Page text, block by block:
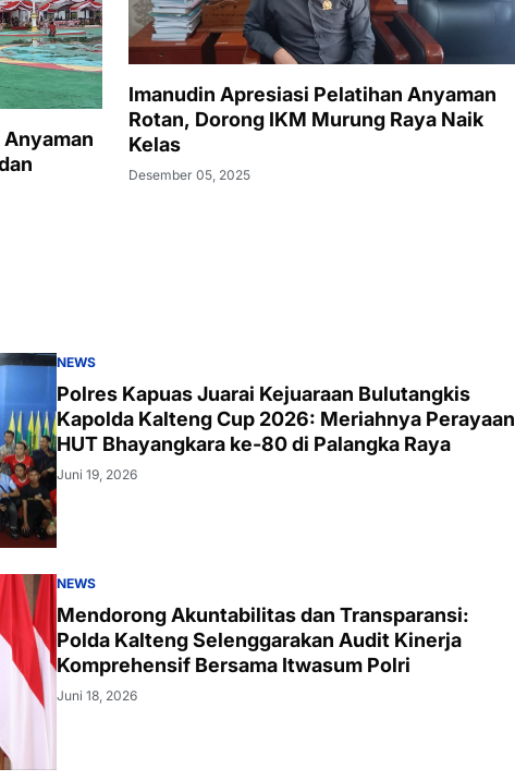
Imanudin Apresiasi Pelatihan Anyaman
Rotan, Dorong IKM Murung Raya Naik
Kelas
Desember 05, 2025
NEWS
Polres Kapuas Juarai Kejuaraan Bulutangkis
Kapolda Kalteng Cup 2026: Meriahnya Perayaan
HUT Bhayangkara ke-80 di Palangka Raya
Juni 19, 2026
NEWS
Mendorong Akuntabilitas dan Transparansi:
Polda Kalteng Selenggarakan Audit Kinerja
Komprehensif Bersama Itwasum Polri
Juni 18, 2026